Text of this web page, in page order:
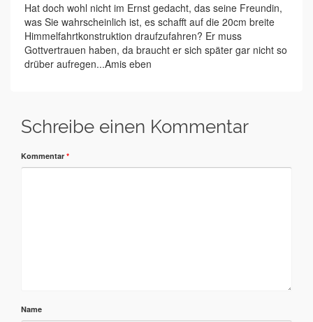
Hat doch wohl nicht im Ernst gedacht, das seine Freundin,
was Sie wahrscheinlich ist, es schafft auf die 20cm breite
Himmelfahrtkonstruktion draufzufahren? Er muss
Gottvertrauen haben, da braucht er sich später gar nicht so
drüber aufregen...Amis eben
Schreibe einen Kommentar
Kommentar *
Name